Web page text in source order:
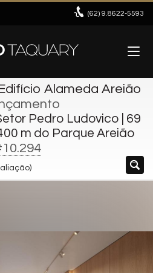
(62) 9.8622-5593
Alameda Areião
Pedro Ludovico | 69
m do Parque Areião